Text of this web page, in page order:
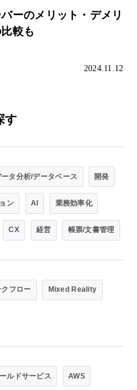
ーのメリット・デメリ
較も
2024.11.12
す
ータ分析/データベース 開発
ン AI 業務効率化
CX 経営 帳票/文書管理
クフロー Mixed Reality
ルドサービス AWS